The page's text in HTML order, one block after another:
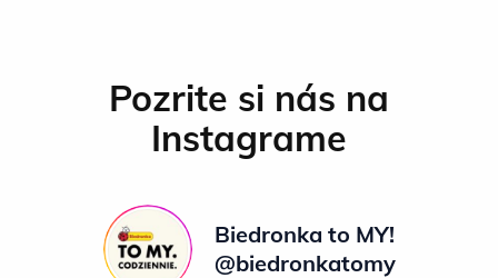
Pozrite si nás na
Instagrame
Biedronka to MY!
@biedronkatomy